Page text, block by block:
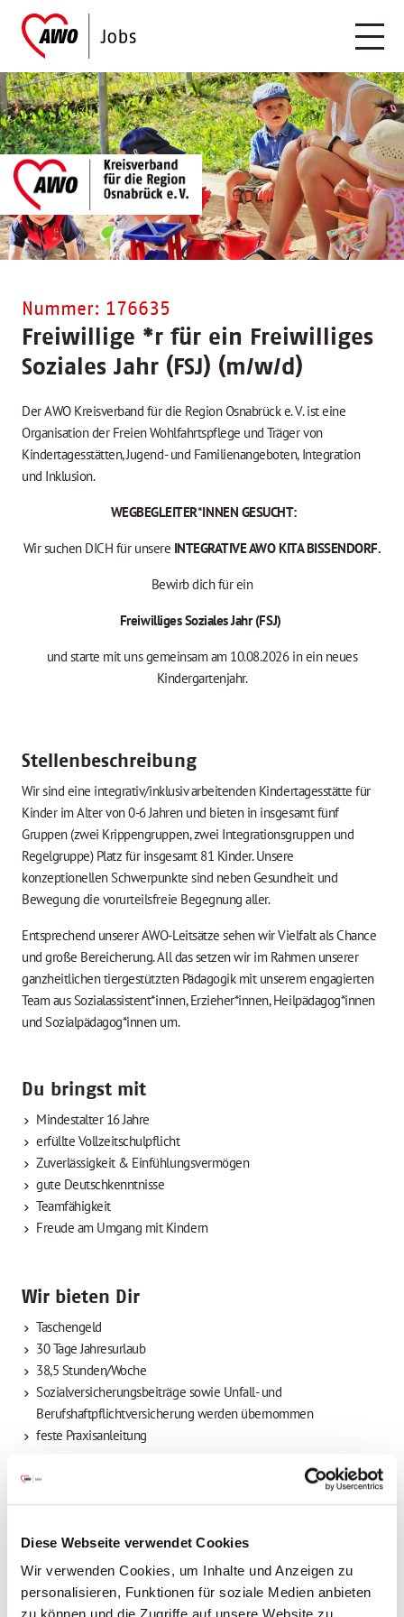
Diese Webseite verwendet Cookies
Wir verwenden Cookies, um Inhalte und Anzeigen zu
personalisieren, Funktionen für soziale Medien anbieten
Nummer: 176635
Freiwillige *r für ein Freiwilliges
Soziales Jahr (FSJ) (m/w/d)
Der AWO Kreisverband für die Region Osnabrück e. V. ist eine
Organisation der Freien Wohlfahrtspflege und Träger von
Kindertagesstätten, Jugend- und Familienangeboten, Integration
und Inklusion.
WEGBEGLEITER*INNEN GESUCHT:
Wir suchen DICH für unsere INTEGRATIVE AWO KITA BISSENDORF.
Bewirb dich für ein
Freiwilliges Soziales Jahr (FSJ)
und starte mit uns gemeinsam am 10.08.2026 in ein neues
Kindergartenjahr.
Stellenbeschreibung
Wir sind eine integrativ/inklusiv arbeitenden Kindertagesstätte für
Kinder im Alter von 0-6 Jahren und bieten in insgesamt fünf
Gruppen (zwei Krippengruppen, zwei Integrationsgruppen und
Regelgruppe) Platz für insgesamt 81 Kinder. Unsere
konzeptionellen Schwerpunkte sind neben Gesundheit und
Bewegung die vorurteilsfreie Begegnung aller.
Entsprechend unserer AWO-Leitsätze sehen wir Vielfalt als Chance
und große Bereicherung. All das setzen wir im Rahmen unserer
ganzheitlichen tiergestützten Pädagogik mit unserem engagierten
Team aus Sozialassistent*innen, Erzieher*innen, Heilpädagog*innen
und Sozialpädagog*innen um.
Du bringst mit
Mindestalter 16 Jahre
erfüllte Vollzeitschulpflicht
Zuverlässigkeit & Einfühlungsvermögen
gute Deutschkenntnisse
Teamfähigkeit
Freude am Umgang mit Kindern
Wir bieten Dir
Taschengeld
30 Tage Jahresurlaub
38,5 Stunden/Woche
Sozialversicherungsbeiträge sowie Unfall- und
Berufshaftpflichtversicherung werden übernommen
feste Praxisanleitung
Stelleninfos Einsatzort
(FSJ)
Einrichtungen für Kinder und Jugendliche